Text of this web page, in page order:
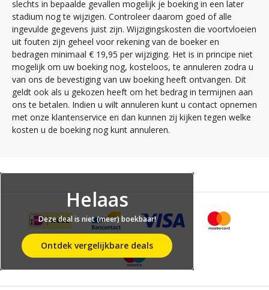
slechts in bepaalde gevallen mogelijk je boeking in een later
stadium nog te wijzigen. Controleer daarom goed of alle
ingevulde gegevens juist zijn. Wijzigingskosten die voortvloeien
uit fouten zijn geheel voor rekening van de boeker en
bedragen minimaal € 19,95 per wijziging. Het is in principe niet
mogelijk om uw boeking nog, kosteloos, te annuleren zodra u
van ons de bevestiging van uw boeking heeft ontvangen. Dit
geldt ook als u gekozen heeft om het bedrag in termijnen aan
ons te betalen. Indien u wilt annuleren kunt u contact opnemen
met onze klantenservice en dan kunnen zij kijken tegen welke
kosten u de boeking nog kunt annuleren.
Helaas
Deze deal is niet (meer) boekbaar!
Ontdek vergelijkbare deals